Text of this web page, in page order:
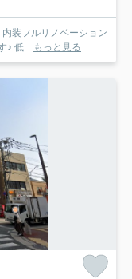
♪ 低... もっと見る